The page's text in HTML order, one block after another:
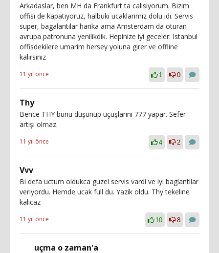
Arkadaslar, ben MH da Frankfurt ta calisiyorum. Bizim
offisi de kapatiyoruz, halbuki ucaklarimiz dolu idi. Servis
super, bagalantilar harika ama Amsterdam da oturan
avrupa patronuna yenilikdik. Hepinize iyi geceler: Istanbul
offisdekilere umarim hersey yoluna girer ve offline
kalirsiniz
11 yıl önce 1 0
Thy
Bence THY bunu düşünüp uçuşlarını 777 yapar. Sefer
artışı olmaz.
11 yıl önce 4 2
Vvv
Bi defa uctum oldukca guzel servis vardi ve iyi baglantilar
veriyordu. Hemde ucak full du. Yazik oldu. Thy tekeline
kalicaz
11 yıl önce 10 8
uçma o zaman'a